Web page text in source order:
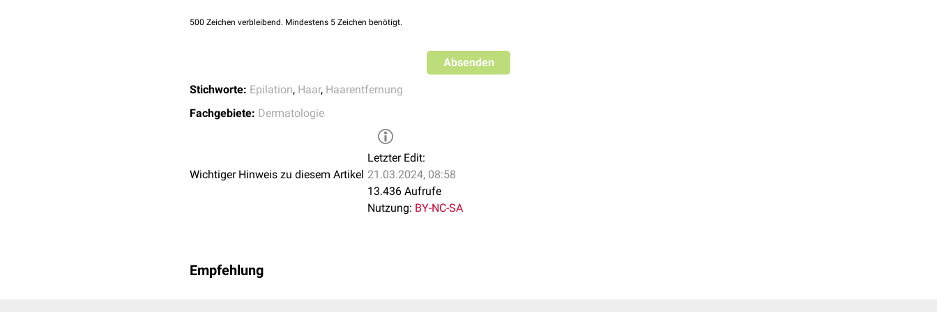
Die am besten geeigneten Laser sind heute (2005)Diodenlaserder Wellenlänge 800-810 nm oder
, die eine Wellenlänge von 755 nm erzeugen.
Narbenbildung
500 Zeichen verbleibend. Mindestens 5 Zeichen benötigt.
Absenden
Stichworte: Epilation, Haar, Haarentfernung
Fachgebiete: Dermatologie
Wichtiger Hinweis zu diesem Artikel
Letzter Edit:
21.03.2024, 08:58
13.436 Aufrufe
Nutzung: BY-NC-SA
Empfehlung